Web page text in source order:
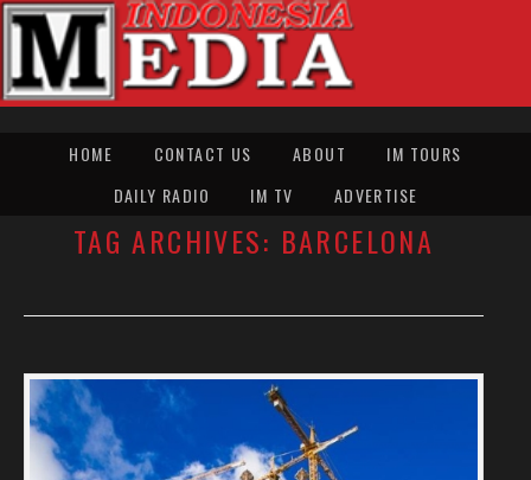
HOME CONTACT US ABOUT
IM TOURS
DAILY RADIO
IM TV ADVERTISE
TAG ARCHIVES: BARCELONA